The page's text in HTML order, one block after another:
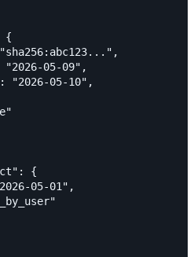
{
"2026-05-09",
"2026-05-10",
{
05-01",